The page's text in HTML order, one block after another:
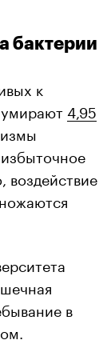
бактерии
к
4,95
воздействие
в